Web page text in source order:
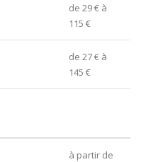
de 29 € à
115 €
de 27 € à
145 €
à partir de